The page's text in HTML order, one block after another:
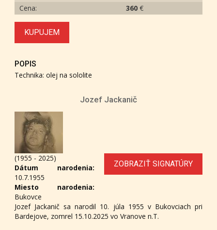
Cena:
360 €
KUPUJEM
POPIS
Technika: olej na sololite
Jozef Jackanič
ZOBRAZIŤ SIGNATÚRY
(1955 - 2025)
Dátum narodenia:
10.7.1955
Miesto narodenia:
Bukovce
Jozef Jackanič sa narodil 10. júla 1955 v Bukovciach pri
Bardejove, zomrel 15.10.2025 vo Vranove n.T.